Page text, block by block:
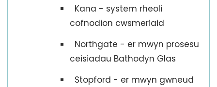
Kana - system rheoli
cofnodion cwsmeriaid
Northgate - er mwyn prosesu
ceisiadau Bathodyn Glas
Stopford - er mwyn gwneud